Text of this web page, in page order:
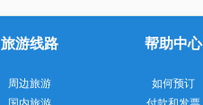
旅游线路
周边旅游
帮助中心
如何预订